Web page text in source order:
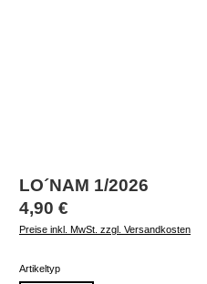
LO´NAM 1/2026
Regulärer Preis:
4,90 €
Preise inkl. MwSt. zzgl. Versandkosten
Artikeltypauswählen